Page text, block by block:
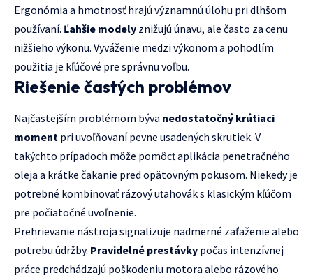
Ergonómia a hmotnosť hrajú významnú úlohu pri dlhšom
používaní. Ľahšie modely znižujú únavu, ale často za cenu
nižšieho výkonu. Vyváženie medzi výkonom a pohodlím
použitia je kľúčové pre správnu voľbu.
Riešenie častých problémov
Najčastejším problémom býva nedostatočný krútiaci
moment pri uvoľňovaní pevne usadených skrutiek. V
takýchto prípadoch môže pomôcť aplikácia penetračného
oleja a krátke čakanie pred opätovným pokusom. Niekedy je
potrebné kombinovať rázový uťahovák s klasickým kľúčom
pre počiatočné uvoľnenie.
Prehrievanie nástroja signalizuje nadmerné zaťaženie alebo
potrebu údržby. Pravidelné prestávky počas intenzívnej
práce predchádzajú poškodeniu motora alebo rázového